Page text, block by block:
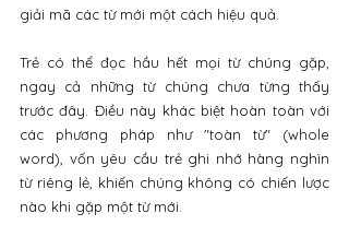
giải mã các từ mới một cách hiệu quả.
Trẻ có thể đọc hầu hết mọi từ chúng gặp,
ngay cả những từ chúng chưa từng thấy
trước đây. Điều này khác biệt hoàn toàn với
các phương pháp như "toàn từ" (whole
word), vốn yêu cầu trẻ ghi nhớ hàng nghìn
từ riêng lẻ, khiến chúng không có chiến lược
nào khi gặp một từ mới.